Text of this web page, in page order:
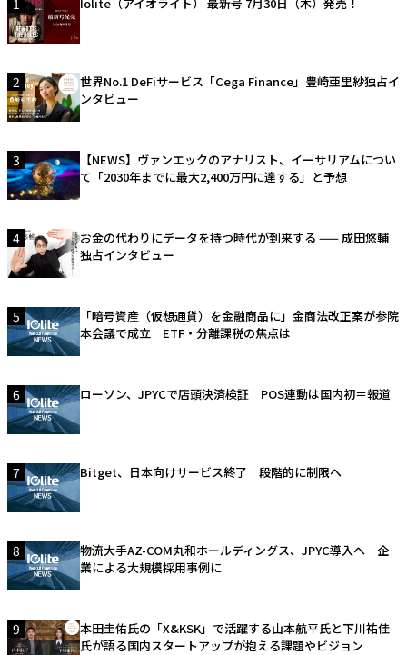
2
世界No.1 DeFiサービス「Cega Finance」豊崎亜里紗独占イ
ンタビュー
3
【NEWS】ヴァンエックのアナリスト、イーサリアムについ
て「2030年までに最大2,400万円に達する」と予想
4
お金の代わりにデータを持つ時代が到来する —— 成田悠輔
独占インタビュー
5
「暗号資産（仮想通貨）を金融商品に」金商法改正案が参院
本会議で成立 ETF・分離課税の焦点は
6 ローソン、JPYCで店頭決済検証 POS連動は国内初＝報道
7 Bitget、日本向けサービス終了 段階的に制限へ
8
物流大手AZ-COM丸和ホールディングス、JPYC導入へ 企
業による大規模採用事例に
9
本田圭佑氏の「X&KSK」で活躍する山本航平氏と下川祐佳
氏が語る国内スタートアップが抱える課題やビジョン